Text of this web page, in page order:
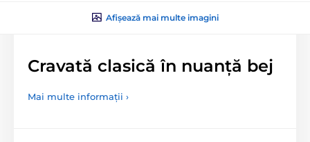
Afișează mai multe imagini
Cravată clasică în nuanță bej
Mai multe informații ›